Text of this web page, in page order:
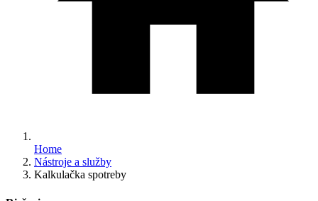
Home
Nástroje a služby
Kalkulačka spotreby